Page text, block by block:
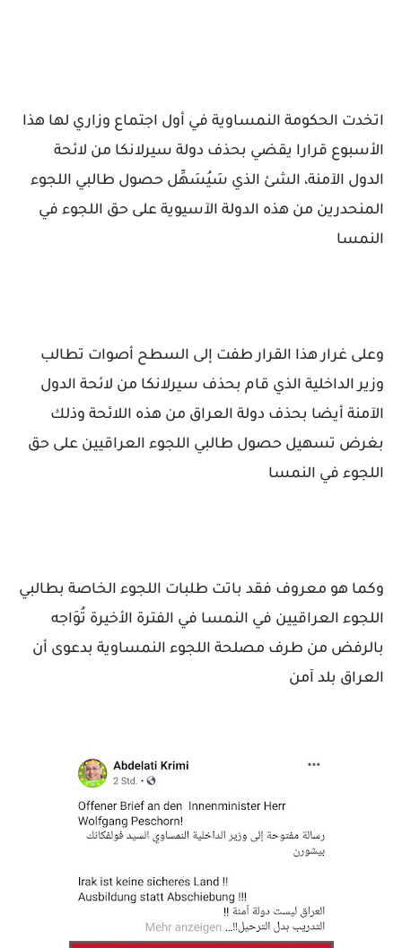
اتخدت الحكومة النمساوية في أول اجتماع وزاري لها هذا
الأسبوع قرارا يقضي بحذف دولة سيرلانكا من لائحة
الدول الآمنة، الشئ الذي سَيُسَهِّل حصول طالبي اللجوء
المنحدرين من هذه الدولة الآسيوية على حق اللجوء في
النمسا
وعلى غرار هذا القرار طفت إلى السطح أصوات تطالب
وزير الداخلية الذي قام بحذف سيرلانكا من لائحة الدول
الآمنة أيضا بحذف دولة العراق من هذه اللائحة وذلك
بغرض تسهيل حصول طالبي اللجوء العراقيين على حق
اللجوء في النمسا
وكما هو معروف فقد باتت طلبات اللجوء الخاصة بطالبي
اللجوء العراقيين في النمسا في الفترة الأخيرة تُوَاجه
بالرفض من طرف مصلحة اللجوء النمساوية بدعوى أن
العراق بلد آمن